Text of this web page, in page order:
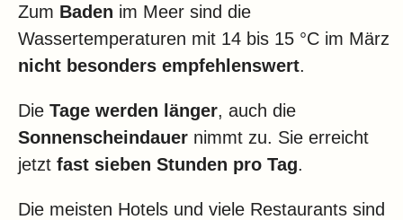
Zum Baden im Meer sind die
Wassertemperaturen mit 14 bis 15 °C im März
nicht besonders empfehlenswert.
Die Tage werden länger, auch die
Sonnenscheindauer nimmt zu. Sie erreicht
jetzt fast sieben Stunden pro Tag.
Die meisten Hotels und viele Restaurants sind